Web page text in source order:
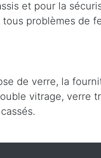
et pour la
problèmes de
de verre, la
vitrage, verre